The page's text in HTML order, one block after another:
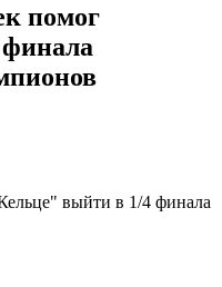
помог